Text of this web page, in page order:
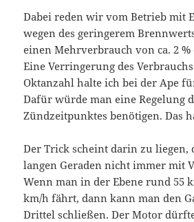
Dabei reden wir vom Betrieb mit
wegen des geringerem
einen Mehrverbrauch von ca. 2 %
Eine Verringerung des
Oktanzahl halte ich bei der Ape
Dafür würde man eine Regelung
Zündzeitpunktes benötigen. Das
Der Trick scheint darin zu liegen,
langen Geraden nicht immer mit
Wenn man in der Ebene rund 55
km/h fährt, dann kann man den
Drittel schließen. Der Motor